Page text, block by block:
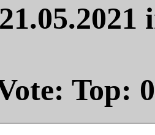
Top: 0